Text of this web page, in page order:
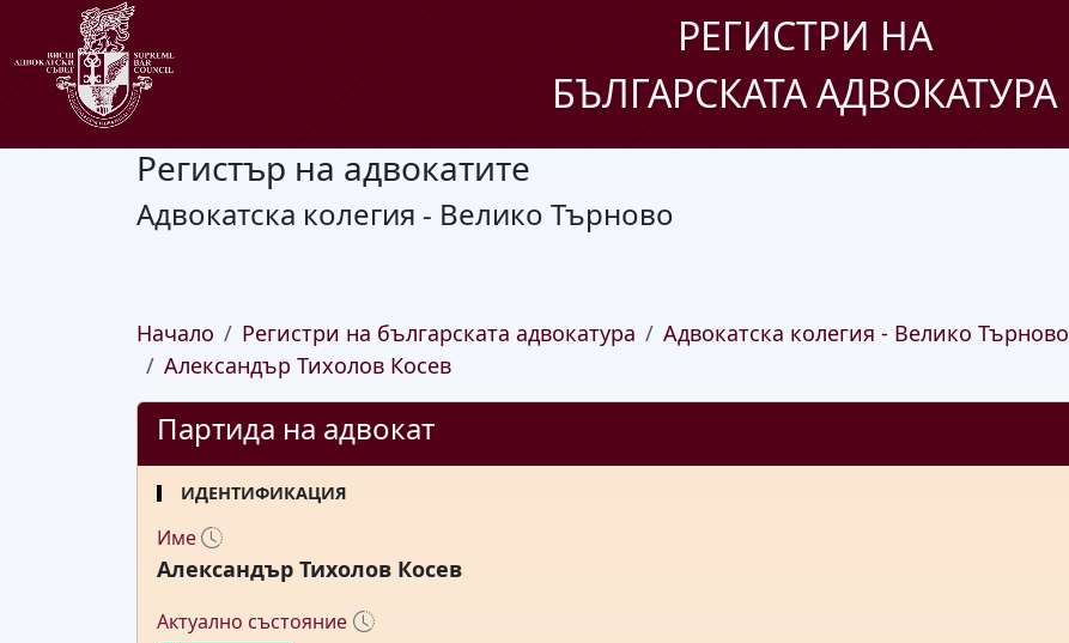
РЕГИСТРИ НА
БЪЛГАРСКАТА АДВОКАТУРА
Регистър на адвокатите
Адвокатска колегия - Велико Търново
Начало Регистри на българската адвокатура Адвокатска колегия - Велико Търново
Александър Тихолов Косев
Партида на адвокат
ИДЕНТИФИКАЦИЯ
Име
Александър Тихолов Косев
Актуално състояние